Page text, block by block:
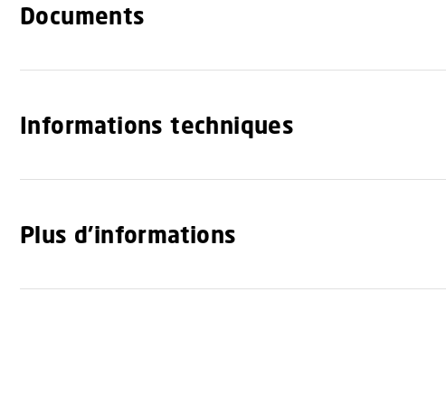
Documents
Informations techniques
Plus d'informations